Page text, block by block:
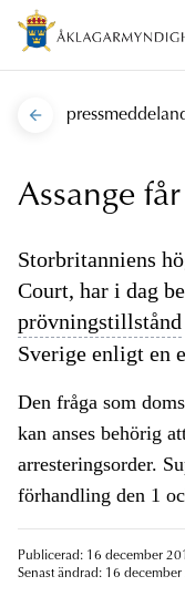
Assange
Storbritanniens
Court, har i dag
prövningstillstånd
Sverige enligt en
Den fråga som
kan anses behörig
arresteringsorder.
förhandling den 1
Publicerad: 16 december
Senast ändrad: 16